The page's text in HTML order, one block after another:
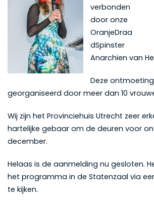
verbonden
door onze
OranjeDraa
dSpinster
Anarchien van
Deze
georganiseerd door meer dan 10
Wij zijn het Provinciehuis Utrecht zeer
hartelijke gebaar om de deuren voor
december.
Helaas is de aanmelding nu gesloten.
het programma in de Statenzaal via
te kijken.